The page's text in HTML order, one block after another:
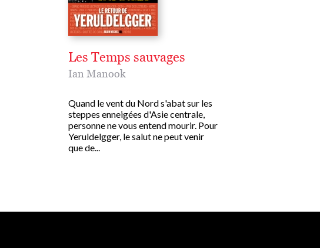
Les Temps sauvages
Ian Manook
Quand le vent du Nord s'abat sur les
steppes enneigées d'Asie centrale,
personne ne vous entend mourir. Pour
Yeruldelgger, le salut ne peut venir
que de...